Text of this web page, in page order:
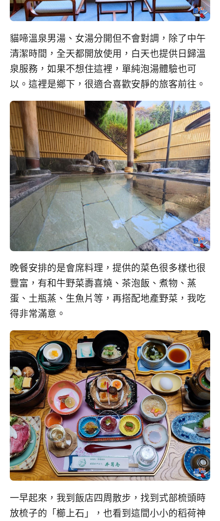
貓啼溫泉男湯、女湯分開但不會對調，除了中午
清潔時間，全天都開放使用，白天也提供日歸溫
泉服務，如果不想住這裡，單純泡湯體驗也可
以。這裡是鄉下，很適合喜歡安靜的旅客前往。
晚餐安排的是會席料理，提供的菜色很多樣也很
豐富，有和牛野菜壽喜燒、茶泡飯、煮物、蒸
蛋、土瓶蒸、生魚片等，再搭配地產野菜，我吃
得非常滿意。
一早起來，我到飯店四周散步，找到式部梳頭時
放梳子的「櫛上石」，也看到這間小小的稻荷神